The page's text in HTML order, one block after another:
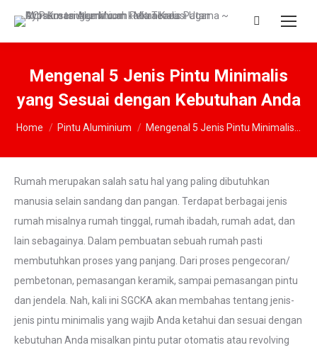
Search:
Mengenal 5 Jenis Pintu Minimalis
yang Sesuai dengan Kebutuhan Anda
You are here:
Home Pintu Aluminium Mengenal 5 Jenis Pintu Minimalis…
Rumah merupakan salah satu hal yang paling dibutuhkan
manusia selain sandang dan pangan. Terdapat berbagai jenis
rumah misalnya rumah tinggal, rumah ibadah, rumah adat, dan
lain sebagainya. Dalam pembuatan sebuah rumah pasti
membutuhkan proses yang panjang. Dari proses pengecoran/
pembetonan, pemasangan keramik, sampai pemasangan pintu
dan jendela. Nah, kali ini SGCKA akan membahas tentang jenis-
jenis pintu minimalis yang wajib Anda ketahui dan sesuai dengan
kebutuhan Anda misalkan pintu putar otomatis atau revolving